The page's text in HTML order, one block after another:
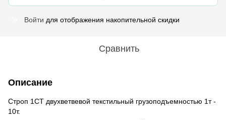
Войти для отображения накопительной скидки
Сравнить
Описание
Строп 1СТ двухветвевой текстильный грузоподъемностью 1т -
10т.